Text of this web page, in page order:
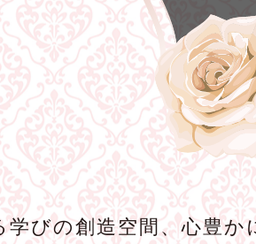
学びの創造空間、心豊